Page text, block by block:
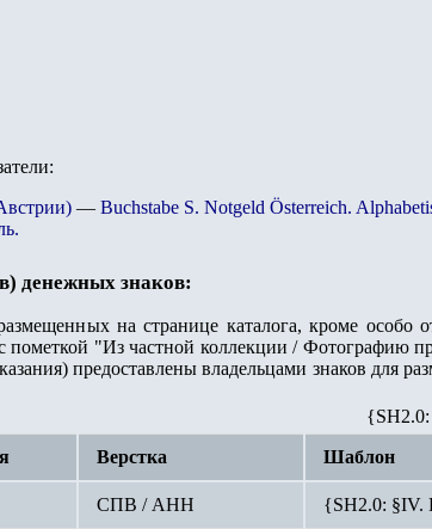
— Buchstabe S. Notgeld Österreich.
денежных знаков:
на странице каталога, кроме особо
пометкой "Из частной коллекции / Фотографию
предоставлены владельцами знаков для
Верстка Шаблон
СПВ / АНН {SH2.0: §IV.